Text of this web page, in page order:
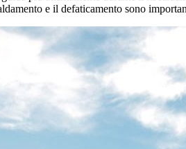
e il defaticamento sono